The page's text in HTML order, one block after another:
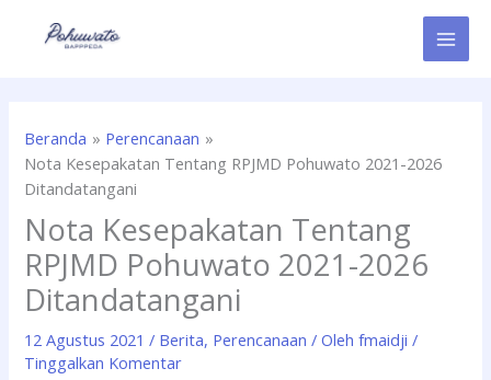
Beranda
Perencanaan
Nota Kesepakatan Tentang RPJMD Pohuwato 2021-2026
Ditandatangani
Nota Kesepakatan Tentang
RPJMD Pohuwato 2021-2026
Ditandatangani
12 Agustus 2021/ Berita, Perencanaan / Olehfmaidji/
Tinggalkan Komentar